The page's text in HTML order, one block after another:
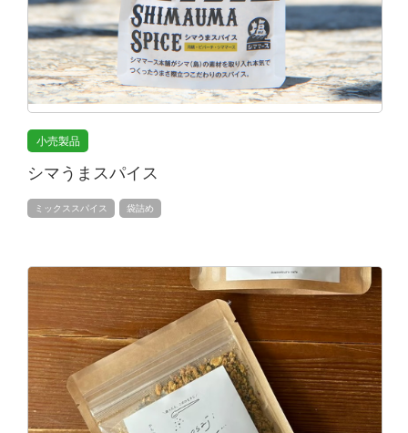
小売製品
シマうまスパイス
ミックススパイス 袋詰め